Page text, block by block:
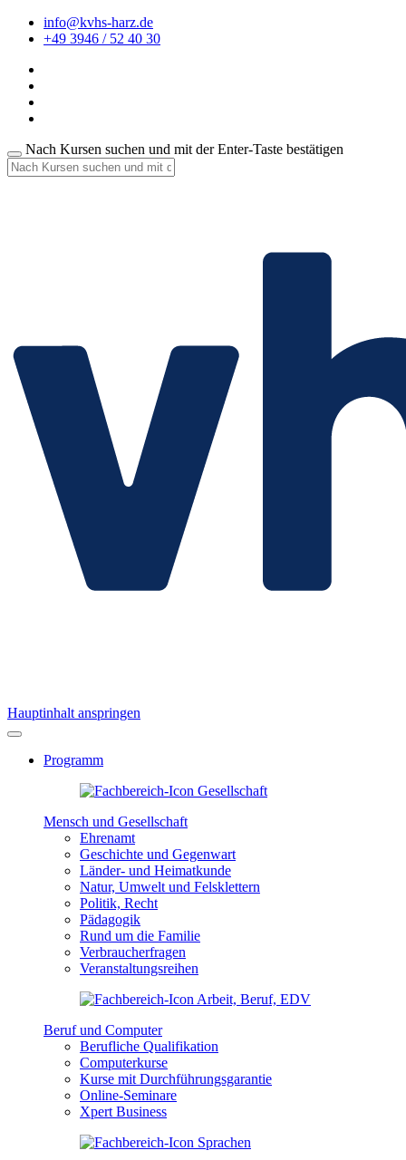
info@kvhs-harz.de
+49 3946 / 52 40 30
Nach Kursen suchen und mit der Enter-Taste bestätigen
Hauptinhalt anspringen
Programm
Mensch und Gesellschaft
Ehrenamt
Geschichte und Gegenwart
Länder- und Heimatkunde
Natur, Umwelt und Felsklettern
Politik, Recht
Pädagogik
Rund um die Familie
Verbraucherfragen
Veranstaltungsreihen
Beruf und Computer
Berufliche Qualifikation
Computerkurse
Kurse mit Durchführungsgarantie
Online-Seminare
Xpert Business